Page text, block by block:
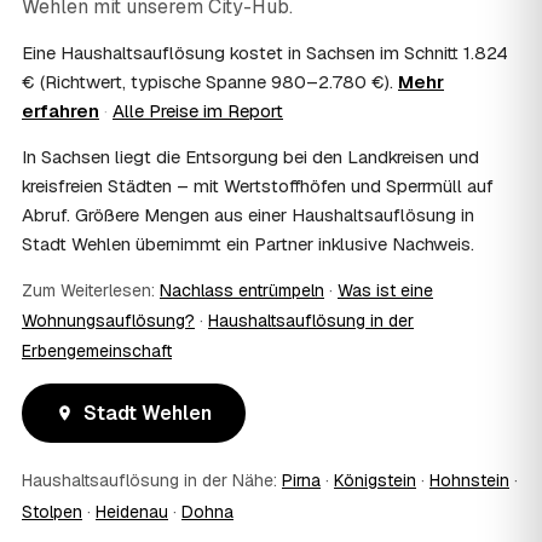
steuerlich absetzbar?
Haushaltsauflösung als Nachlassverbindlichkeit die
Erbschaftsteuer mindern, bei vermieteten Objekten teils
als Werbungskosten. Sie erhalten eine ordentliche
Steuerberater – wir liefern die nötigen Unterlagen.
08 Muss ich als Erbe in Stadt Wehlen vor Ort
anwesend sein?
Nein, Sie müssen nicht durchgängig anwesend sein. Viele
lassen sich per Fotos auf dem Laufenden halten. Eine
kurze Übergabe zu Beginn und zur besenreinen Abnahme
genügt meist.
Ja. Sie erhalten auf Wunsch einen Entsorgungs- bzw.
Verwertungsnachweis über die fachgerechte Entsorgung.
umweltgerecht und rechtssicher entsorgt wurde.
10 Wie schnell ist ein Termin in Stadt Wehlen frei?
Wehlen mit unserem City-Hub.
Eine Haushaltsauflösung kostet in Sachsen im Schnitt 1.824
€ (Richtwert, typische Spanne 980–2.780 €). Mehr
erfahren · Alle Preise im Report
In Sachsen liegt die Entsorgung bei den Landkreisen und
kreisfreien Städten – mit Wertstoffhöfen und Sperrmüll auf
Abruf. Größere Mengen aus einer Haushaltsauflösung in
Stadt Wehlen übernimmt ein Partner inklusive Nachweis.
Zum Weiterlesen: Nachlass entrümpeln · Was ist eine
Wohnungsauflösung? · Haushaltsauflösung in der
Erbengemeinschaft
Stadt Wehlen
Haushaltsauflösung in der Nähe: Pirna · Königstein · Hohnstein ·
Stolpen · Heidenau · Dohna